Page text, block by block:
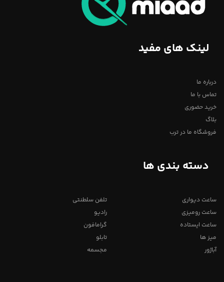
لینک های مفید
درباره ما
تماس با ما
خرید حضوری
بلاگ
فروشگاه ما در ترب
دسته بندی ها
ساعت دیواری
ساعت رومیزی
ساعت ایستاده
میز ها
آباژور
تلفن سلطنتی
رادیو
گرامافون
تابلو
مجسمه